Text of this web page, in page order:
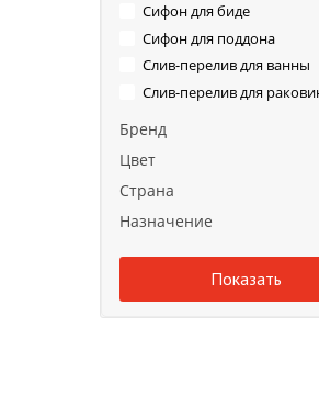
Сифон для биде
Сифон для поддона
Слив-перелив для ванны
Слив-перелив для
Бренд
Цвет
Страна
Назначение